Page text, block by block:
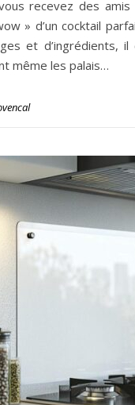
recevez des
» d’un cocktail
et d’ingrédients,
même les palais…